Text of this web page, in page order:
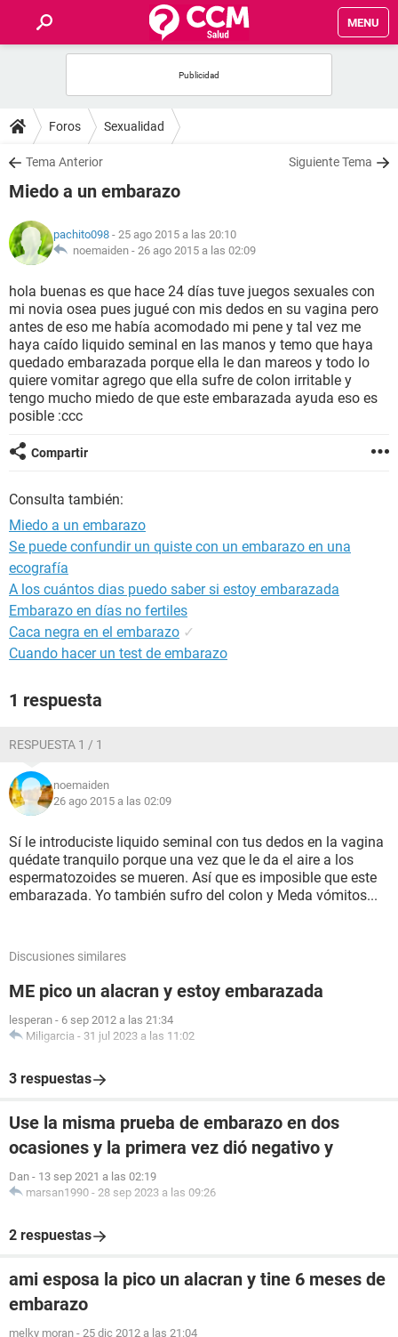
MENU
FOROS
SALUD
NUTRICIÓN
BIENESTAR
SEXUALIDAD
GLOSARIO
Foros Sexualidad
Tema Anterior Siguiente Tema
Miedo a un embarazo
pachito098 - 25 ago 2015 a las 20:10
noemaiden - 26 ago 2015 a las 02:09
hola buenas es que hace 24 días tuve juegos sexuales con
mi novia osea pues jugué con mis dedos en su vagina pero
antes de eso me había acomodado mi pene y tal vez me
haya caído liquido seminal en las manos y temo que haya
quedado embarazada porque ella le dan mareos y todo lo
quiere vomitar agrego que ella sufre de colon irritable y
tengo mucho miedo de que este embarazada ayuda eso es
posible :ccc
Compartir
Consulta también:
Miedo a un embarazo
Se puede confundir un quiste con un embarazo en una
ecografía
A los cuántos dias puedo saber si estoy embarazada
Embarazo en días no fertiles
Caca negra en el embarazo ✓
Cuando hacer un test de embarazo
1 respuesta
RESPUESTA 1 / 1
noemaiden
26 ago 2015 a las 02:09
Sí le introduciste liquido seminal con tus dedos en la vagina
quédate tranquilo porque una vez que le da el aire a los
espermatozoides se mueren. Así que es imposible que este
embarazada. Yo también sufro del colon y Meda vómitos...
Discusiones similares
ME pico un alacran y estoy embarazada
lesperan - 6 sep 2012 a las 21:34
Miligarcia - 31 jul 2023 a las 11:02
3 respuestas
Use la misma prueba de embarazo en dos
ocasiones y la primera vez dió negativo y
Dan - 13 sep 2021 a las 02:19
marsan1990 - 28 sep 2023 a las 09:26
2 respuestas
ami esposa la pico un alacran y tine 6 meses de
embarazo
melky moran - 25 dic 2012 a las 21:04